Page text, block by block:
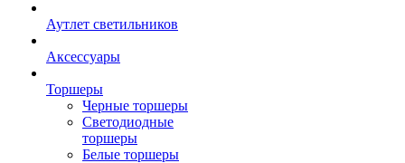
Аутлет светильников
Аксессуары
Торшеры
Черные торшеры
Светодиодные
торшеры
Белые торшеры